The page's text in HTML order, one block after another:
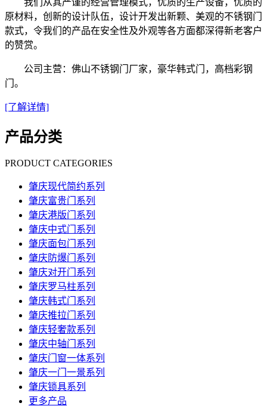
我们从其严谨的经营管理模式，优质的生产设备，优质的
原材料，创新的设计队伍，设计开发出新颗、美观的不锈钢门
款式，令我们的产品在安全性及外观等各方面都深得新老客户
的赞赏。
公司主营：佛山不锈钢门厂家，豪华韩式门，高档彩钢
门。
[了解详情]
产品分类
PRODUCT CATEGORIES
肇庆现代简约系列
肇庆富贵门系列
肇庆港版门系列
肇庆中式门系列
肇庆面包门系列
肇庆防爆门系列
肇庆对开门系列
肇庆罗马柱系列
肇庆韩式门系列
肇庆推拉门系列
肇庆轻奢款系列
肇庆中轴门系列
肇庆门窗一体系列
肇庆一门一景系列
肇庆锁具系列
更多产品